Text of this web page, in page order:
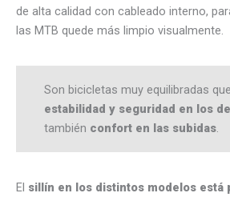
de alta calidad con cableado interno,
las MTB quede más limpio visualmente.
Son bicicletas muy equilibradas
estabilidad y seguridad en los
también confort en las subidas.
El sillín en los distintos modelos está